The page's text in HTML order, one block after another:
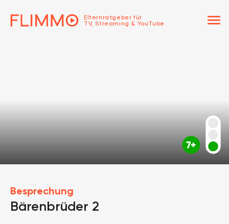
Elternratgeber für
TV, Streaming & YouTube
menu
Besprechung
Bärenbrüder 2